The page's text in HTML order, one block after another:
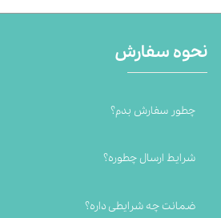
نحوه سفارش
چطور سفارش بدم؟
شرایط ارسال چطوره؟
ضمانت چه شرایطی داره؟